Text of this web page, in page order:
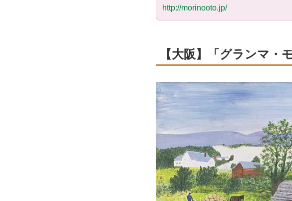
http://morinooto.jp/
【大阪】「グランマ